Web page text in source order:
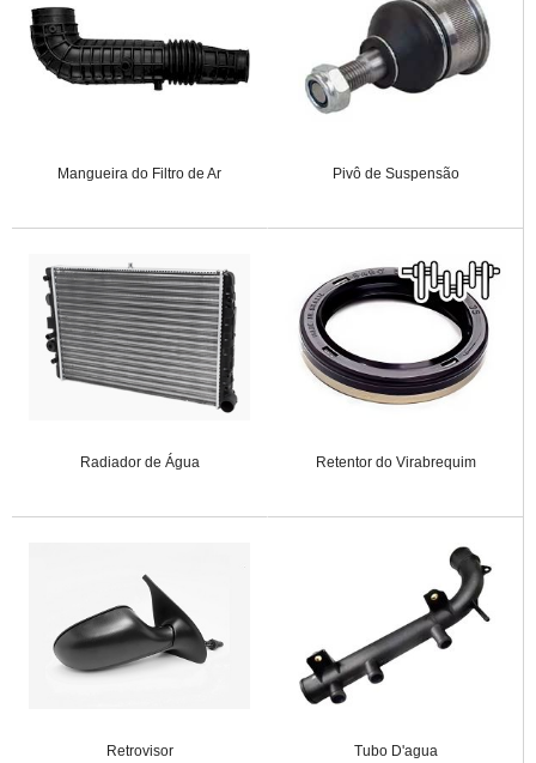
Mangueira do Filtro de Ar Pivô de Suspensão
Radiador de Água Retentor do Virabrequim
Retrovisor Tubo D'agua